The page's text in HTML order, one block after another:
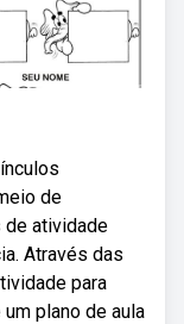
de
de atividade
Através das
para
plano de aula